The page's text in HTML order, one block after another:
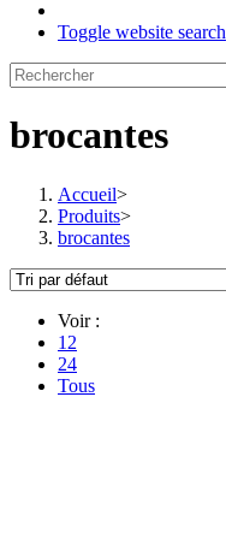
Toggle website search
brocantes
Accueil>
Produits>
brocantes
Voir :
12
24
Tous